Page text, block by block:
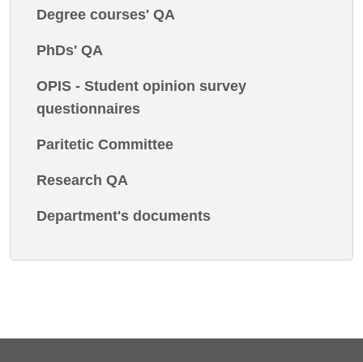
Degree courses' QA
PhDs' QA
OPIS - Student opinion survey
questionnaires
Paritetic Committee
Research QA
Department's documents